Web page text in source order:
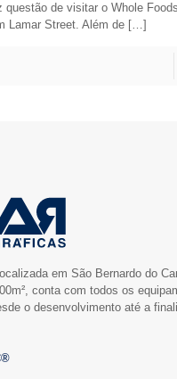
questão de visitar o Whole
Lamar Street. Além de […]
em São Bernardo do
conta com todos os
o desenvolvimento até a